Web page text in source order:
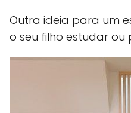
Outra ideia para um
o seu filho estudar